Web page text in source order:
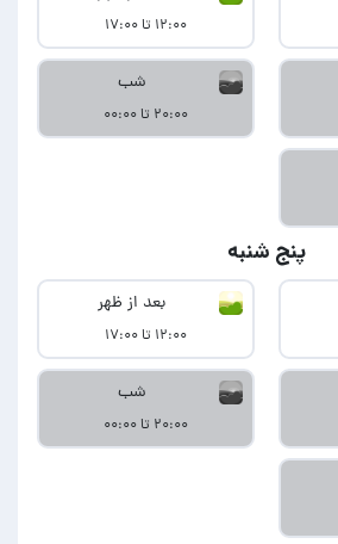
۱۲:۰۰ تا ۱۷:۰۰
شب
۲۰:۰۰ تا ۰۰:۰۰
پنج شنبه
بعد از ظهر
۱۲:۰۰ تا ۱۷:۰۰
شب
۲۰:۰۰ تا ۰۰:۰۰